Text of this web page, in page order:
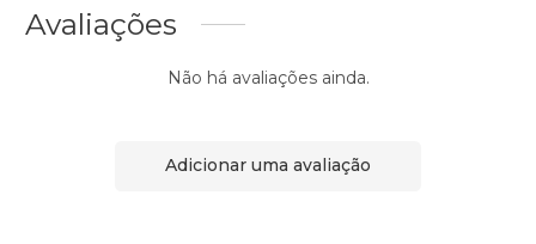
Avaliações
Não há avaliações ainda.
Adicionar uma avaliação